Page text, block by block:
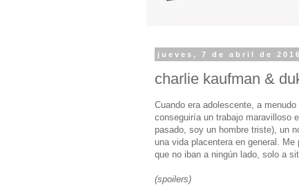
jueves, 7 de abril de 2016
charlie kaufman &
Cuando era adolescente, a
conseguiría un trabajo maravilloso
pasado, soy un hombre triste), un
una vida placentera en general.
que no iban a ningún lado, solo a
(spoilers)